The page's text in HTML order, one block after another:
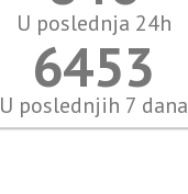
U poslednja 24h
6914
U poslednjih 7 dana